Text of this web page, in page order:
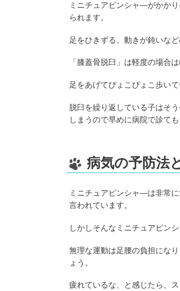
ミニチュアピンシャ―がかか
られます。
足をひきずる、動きが鈍いな
「膝蓋骨脱臼」は軽度の場合
足をあげてぴょこぴょこ歩い
脱臼を繰り返している子はそ
しまうので早めに病院で診ても
病気の予防法
ミニチュアピンシャ―は非常
言われています。
しかしそんなミニチュアピン
無理な運動は足腰の負担にな
ょう。
疲れているな、と感じたら、